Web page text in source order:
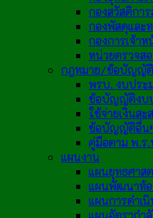
กองสวัสดิกา
กองพัสดุและ
กองการเจ้าห
หน่วยตรวจส
กฎหมาย/ข้อบัญญัติ
พรบ. งบประ
ข้อบัญญัติงบ
ใช้จ่ายเงินสะ
ข้อบัญญัติอื่น
คู่มือตาม พ.ร.
แผนงาน
แผนยุทธศาส
แผนพัฒนาท้
แผนการดำเ
แผนอัตรากำ